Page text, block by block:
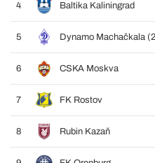
4 Baltika Kaliningrad
5 Dynamo Machačkala
6 CSKA Moskva
7 FK Rostov
8 Rubin Kazaň